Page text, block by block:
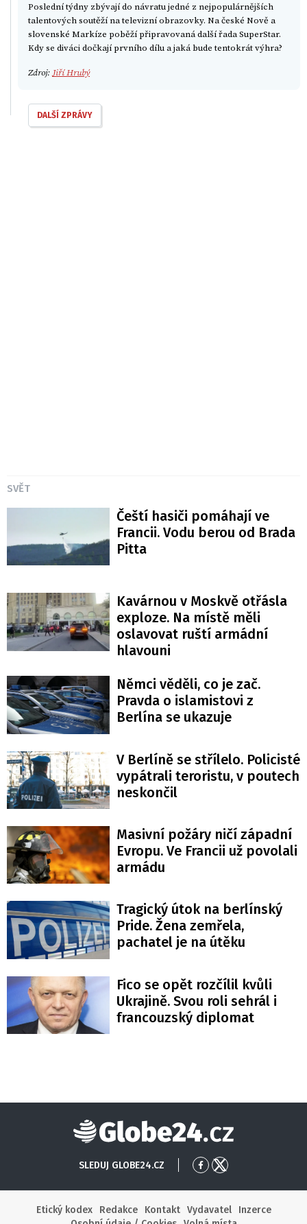
Poslední týdny zbývají do návratu jedné z nejpopulárnějších
talentových soutěží na televizní obrazovky. Na české Nově a
slovenské Markíze poběží připravovaná další řada SuperStar.
Kdy se diváci dočkají prvního dílu a jaká bude tentokrát výhra?
Zdroj: Jiří Hrubý
DALŠÍ ZPRÁVY
SVĚT
Čeští hasiči pomáhají ve
Francii. Vodu berou od Brada
Pitta
Kavárnou v Moskvě otřásla
exploze. Na místě měli
oslavovat ruští armádní
hlavouni
Němci věděli, co je zač.
Pravda o islamistovi z
Berlína se ukazuje
V Berlíně se střílelo. Policisté
vypátrali teroristu, v poutech
neskončil
Masivní požáry ničí západní
Evropu. Ve Francii už povolali
armádu
Tragický útok na berlínský
Pride. Žena zemřela,
pachatel je na útěku
Fico se opět rozčílil kvůli
Ukrajině. Svou roli sehrál i
francouzský diplomat
Globe24
SLEDUJ GLOBE24.CZ
PřejítPřejít
Etický kodex
Redakce Kontakt Vydavatel
Inzerce